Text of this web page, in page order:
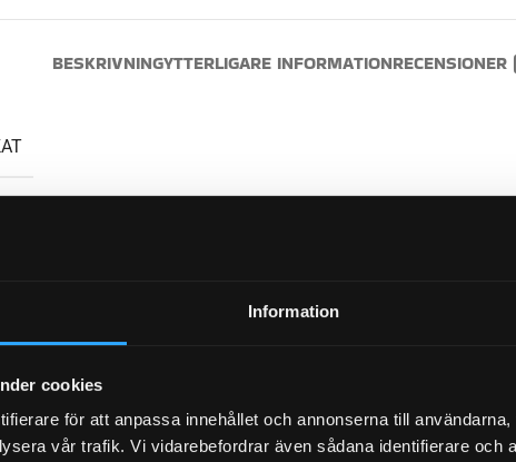
Information
cookies
för att anpassa innehållet och annonserna till
vår trafik. Vi vidarebefordrar även sådana identifierare och
BESKRIVNINGYTTERLIGARE INFORMATIONRECENSIONER
ID